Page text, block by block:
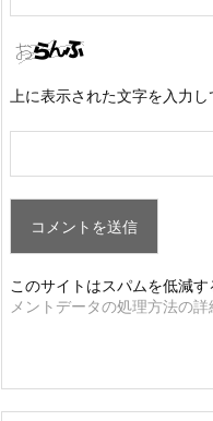
上に表示された文字を入力し
このサイトはスパムを低減
メントデータの処理方法の